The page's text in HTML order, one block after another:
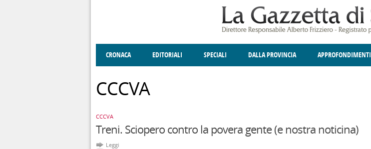
CRONACA EDITORIALI SPECIALI DALLA PROVINCIA APPROFONDIMENTI
CCCVA
CCCVA
Treni. Sciopero contro la povera gente (e nostra noticina)
Leggi